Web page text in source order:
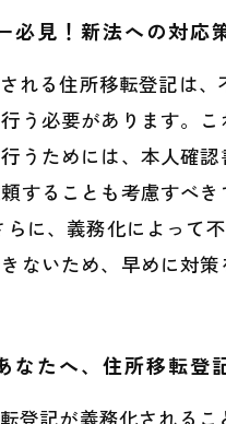
必見！新法への対応
れる住所移転登記は
う必要があります。
うためには、本人確
することも考慮すべ
に、義務化によって
ないため、早めに対策
なたへ、住所移転登
登記が義務化される